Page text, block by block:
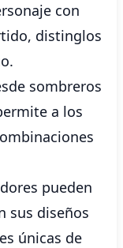
con
distinglos
sombreros
a los
pueden
sus diseños
únicas de